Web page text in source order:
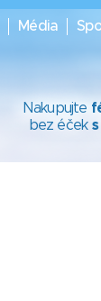
Média
Nakupujte
bez éček